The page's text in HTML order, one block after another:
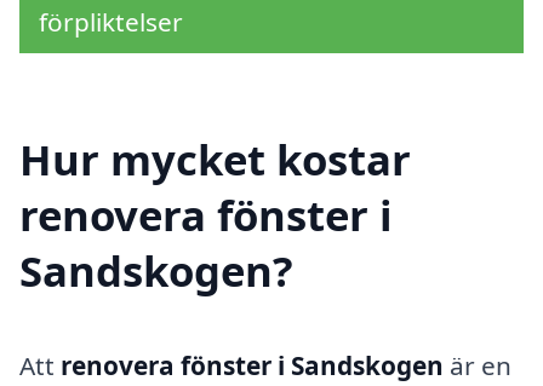
förpliktelser
Hur mycket kostar
renovera fönster i
Sandskogen?
Att renovera fönster i Sandskogen är en